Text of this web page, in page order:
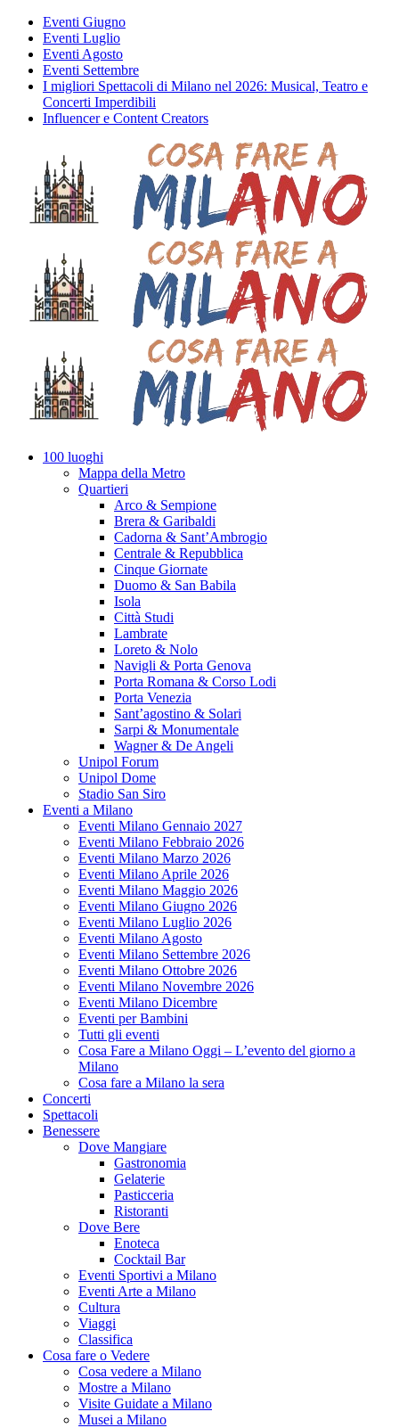
Eventi Giugno
Eventi Luglio
Eventi Agosto
Eventi Settembre
I migliori Spettacoli di Milano nel 2026: Musical, Teatro e
Concerti Imperdibili
Influencer e Content Creators
100 luoghi
Mappa della Metro
Quartieri
Arco & Sempione
Brera & Garibaldi
Cadorna & Sant’Ambrogio
Centrale & Repubblica
Cinque Giornate
Duomo & San Babila
Isola
Città Studi
Lambrate
Loreto & Nolo
Navigli & Porta Genova
Porta Romana & Corso Lodi
Porta Venezia
Sant’agostino & Solari
Sarpi & Monumentale
Wagner & De Angeli
Unipol Forum
Unipol Dome
Stadio San Siro
Eventi a Milano
Eventi Milano Gennaio 2027
Eventi Milano Febbraio 2026
Eventi Milano Marzo 2026
Eventi Milano Aprile 2026
Eventi Milano Maggio 2026
Eventi Milano Giugno 2026
Eventi Milano Luglio 2026
Eventi Milano Agosto
Eventi Milano Settembre 2026
Eventi Milano Ottobre 2026
Eventi Milano Novembre 2026
Eventi Milano Dicembre
Eventi per Bambini
Tutti gli eventi
Cosa Fare a Milano Oggi – L’evento del giorno a
Milano
Cosa fare a Milano la sera
Concerti
Spettacoli
Benessere
Dove Mangiare
Gastronomia
Gelaterie
Pasticceria
Ristoranti
Dove Bere
Enoteca
Cocktail Bar
Eventi Sportivi a Milano
Eventi Arte a Milano
Cultura
Viaggi
Classifica
Cosa fare o Vedere
Cosa vedere a Milano
Mostre a Milano
Visite Guidate a Milano
Musei a Milano